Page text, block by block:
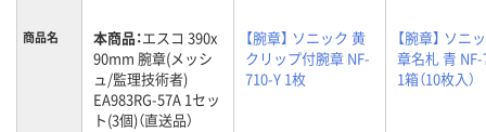
商品名 本商品：エスコ 390x
90mm 腕章(メッシ
ュ/監理技術者)
EA983RG-57A 1セッ
ト(3個)（直送品）
【腕章】 ソニック 黄
クリップ付腕章 NF-
710-Y 1枚
【腕章】 ソニ
章名札 青
1箱（10枚入）